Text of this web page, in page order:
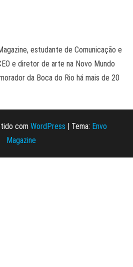
estudante de Comunicação e
e diretor de arte na Novo Mundo
da Boca do Rio há mais de 20
com WordPress | Tema: Envo
Magazine